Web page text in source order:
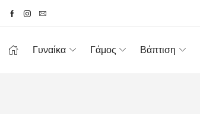
Γυναίκα Γάμος Βάπτιση